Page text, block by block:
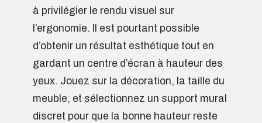
à privilégier le rendu visuel sur
l’ergonomie. Il est pourtant possible
d’obtenir un résultat esthétique tout en
gardant un centre d’écran à hauteur des
yeux. Jouez sur la décoration, la taille du
meuble, et sélectionnez un support mural
discret pour que la bonne hauteur reste